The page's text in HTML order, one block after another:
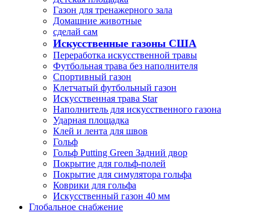
Газон для тренажерного зала
Домашние животные
сделай сам
Искусственные газоны США
Переработка искусственной травы
Футбольная трава без наполнителя
Спортивный газон
Клетчатый футбольный газон
Искусственная трава Star
Наполнитель для искусственного газона
Ударная площадка
Клей и лента для швов
Гольф
Гольф Putting Green Задний двор
Покрытие для гольф-полей
Покрытие для симулятора гольфа
Коврики для гольфа
Искусственный газон 40 мм
Глобальное снабжение